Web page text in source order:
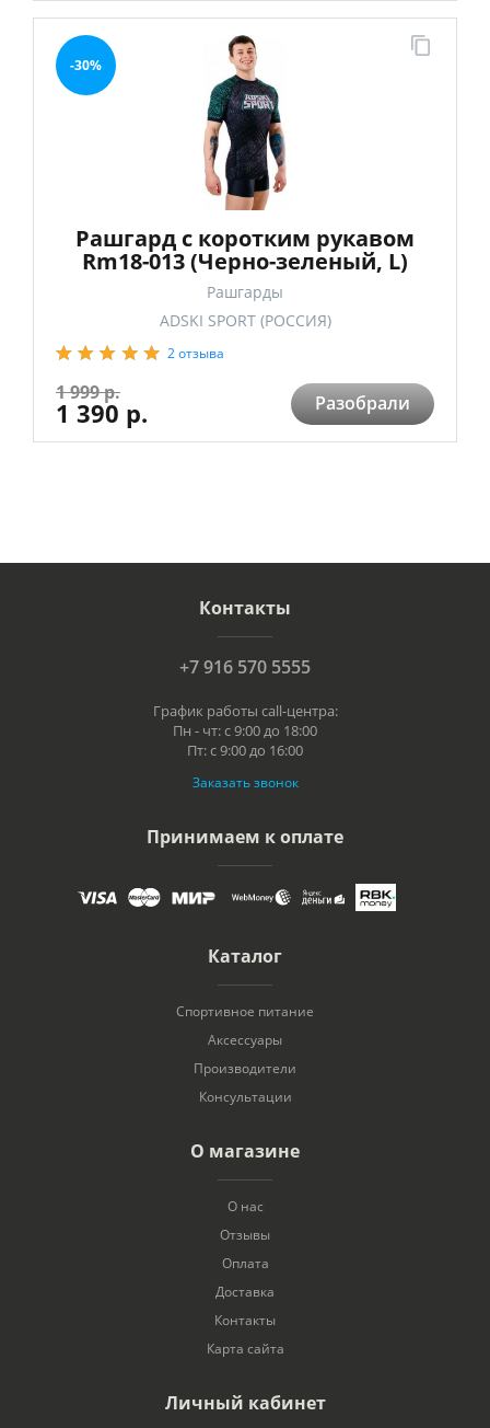
-30%
Рашгард с коротким рукавом
Rm18-013 (Черно-зеленый, L)
Рашгарды
ADSKI SPORT (РОССИЯ)
2 отзыва
1 999 р.
1 390 р. Разобрали
Контакты
+7 916 570 5555
График работы call-центра:
Пн - чт: с 9:00 до 18:00
Пт: с 9:00 до 16:00
Заказать звонок
Принимаем к оплате
Каталог
Спортивное питание
Аксессуары
Производители
Консультации
Личный кабинет
О магазине
О нас
Отзывы
Оплата
Доставка
Контакты
Карта сайта